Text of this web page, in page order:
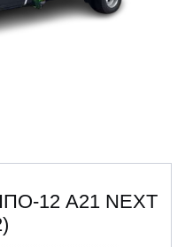
ПИТАННЯ
12 А21 NEXT